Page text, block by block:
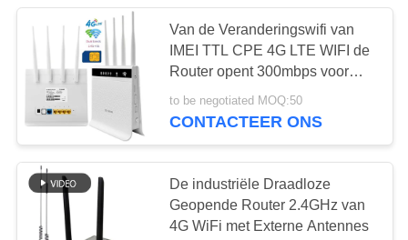
KWALITEITSCONTROLE
CONTACTEER
ONS
NIEUWS
de Router 300Mbps
van 4G LTE
Van de Veranderingswifi van
IMEI TTL CPE 4G LTE WIFI de
Router opent 300mbps voor
kabeltelevisie-Camera
to be negotiated MOQ:50
CONTACTEER ONS
De industriële Draadloze
Geopende Router 2.4GHz van
4G WiFi met Externe Antennes